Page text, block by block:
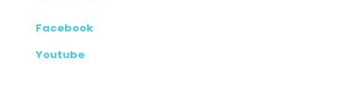
Facebook
Youtube